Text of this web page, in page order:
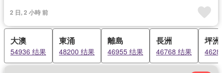
2 日, 2 小時 前
大澳
54936 结果
東涌
48200 结果
離島
46955 结果
長洲
46768 结果
坪洲